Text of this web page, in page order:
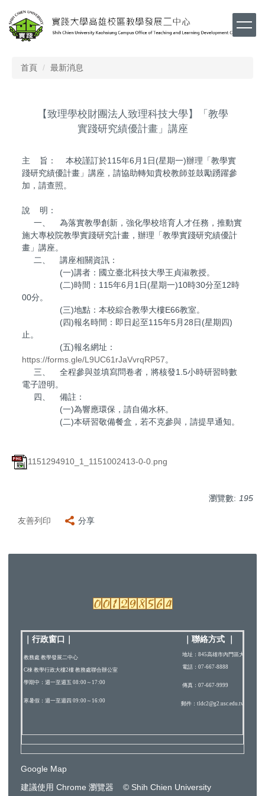
到
主
首頁 最新消息
【致理學校財團法人致理科技大學】「教學
實踐研究績優計畫」講座
主 旨： 本校謹訂於115年6月1日(星期一)辦理「教學實
踐研究績優計畫」講座，請協助轉知貴校教師並鼓勵踴躍參
加，請查照。
說 明：
一、 為落實教學創新，強化學校培育人才任務，推動實
施大專校院教學實踐研究計畫，辦理「教學實踐研究績優計
畫」講座。
二、 講座相關資訊：
(一)講者：國立臺北科技大學王貞淑教授。
(二)時間：115年6月1日(星期一)10時30分至12時
00分。
(三)地點：本校綜合教學大樓E66教室。
(四)報名時間：即日起至115年5月28日(星期四)
止。
(五)報名網址：
https://forms.gle/L9UC61rJaVvrqRP57。
三、 全程參與並填寫問卷者，將核發1.5小時研習時數
電子證明。
四、 備註：
(一)為響應環保，請自備水杯。
(二)本研習敬備餐盒，若不克參與，請提早通知。
1151294910_1_1151002413-0-0.png
瀏覽數: 195
友善列印 分享
｜行政窗口 聯絡方式
教務處 教學發展二中心
C棟 教學行政大樓2樓 教務處聯合辦公室
學期中：週一至週五 08:00～17:00
寒暑假：週一至週四 09:00～16:00
地址：845高雄市內門區大學路200
電話：07-667-8888
傳真：07-667-9999
郵件：tldc2@g2.usc.edu.tw
Google Map
建議使用 Chrome 瀏覽器 © Shih Chien University